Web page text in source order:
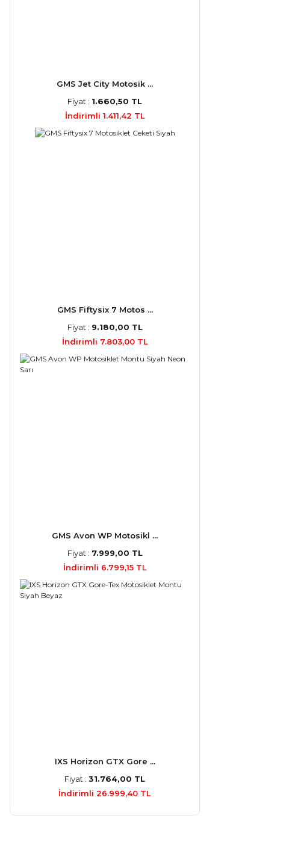
GMS Jet City Motosik ...
Fiyat : 1.660,50 TL
İndirimli 1.411,42 TL
GMS Fiftysix 7 Motos ...
Fiyat : 9.180,00 TL
İndirimli 7.803,00 TL
GMS Avon WP Motosikl ...
Fiyat : 7.999,00 TL
İndirimli 6.799,15 TL
IXS Horizon GTX Gore ...
Fiyat : 31.764,00 TL
İndirimli 26.999,40 TL